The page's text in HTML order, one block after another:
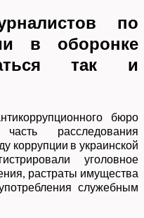
по
в оборонке
так и
бюро
расследования
коррупции в украинской
уголовное
растраты имущества
служебным